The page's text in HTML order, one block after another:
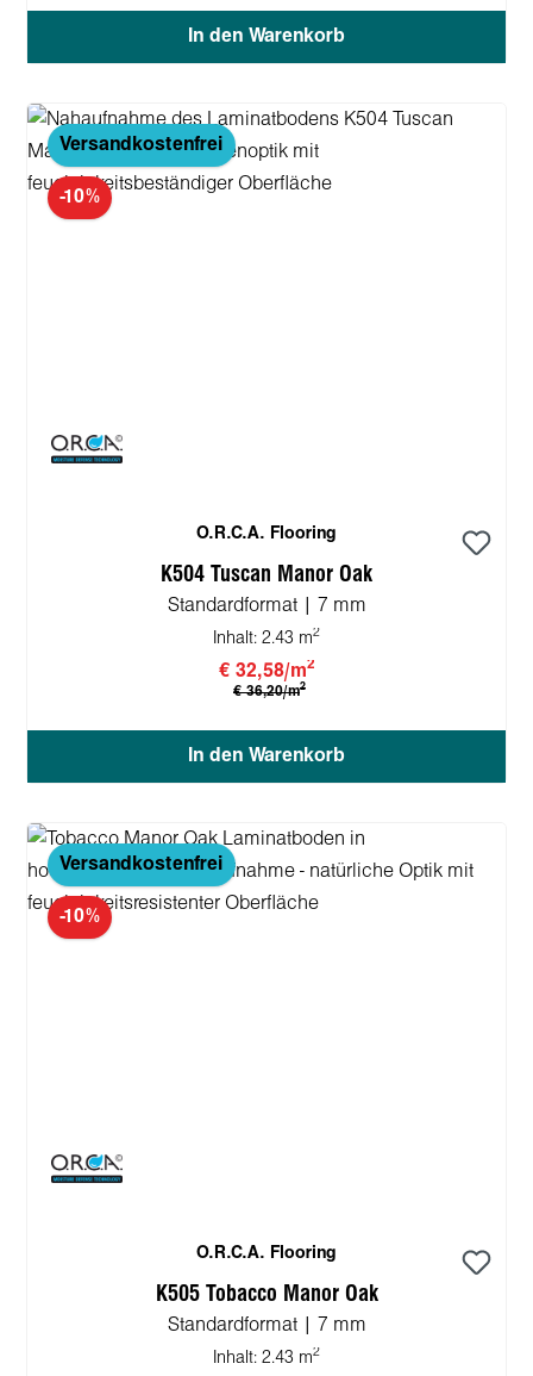
In den Warenkorb
Versandkostenfrei
-10%
O.R.C.A. Flooring
K504 Tuscan Manor Oak
Standardformat | 7 mm
Inhalt: 2.43 m2
€ 32,58/m2
€ 36,20/m2
In den Warenkorb
Versandkostenfrei
-10%
O.R.C.A. Flooring
K505 Tobacco Manor Oak
Standardformat | 7 mm
Inhalt: 2.43 m2